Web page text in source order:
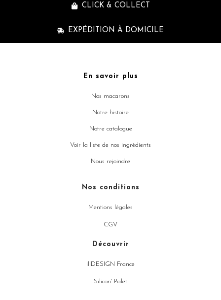
CLICK & COLLECT
EXPÉDITION À DOMICILE
En savoir plus
Nos macarons
Notre histoire
Notre catalogue
Voir la liste de nos ingrédients
Nous rejoindre
Nos conditions
Mentions légales
CGV
Découvrir
illDESIGN France
Silicon' Palet